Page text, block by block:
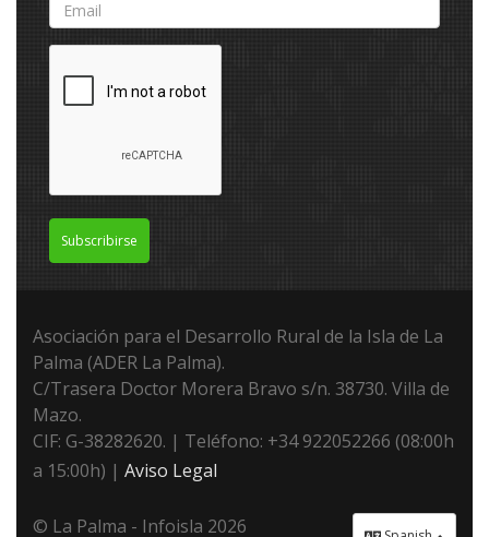
Subscribirse
Asociación para el Desarrollo Rural de la Isla de La
Palma (ADER La Palma).
C/Trasera Doctor Morera Bravo s/n. 38730. Villa de
Mazo.
CIF: G-38282620. | Teléfono: +34 922052266 (08:00h
a 15:00h) | Aviso Legal
© La Palma - Infoisla 2026